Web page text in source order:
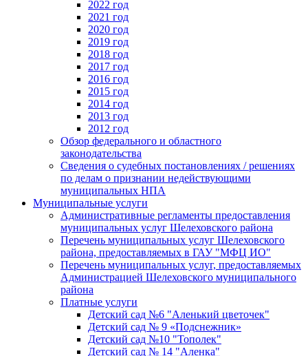
2022 год
2021 год
2020 год
2019 год
2018 год
2017 год
2016 год
2015 год
2014 год
2013 год
2012 год
Обзор федерального и областного
законодательства
Сведения о судебных постановлениях / решениях
по делам о признании недействующими
муниципальных НПА
Муниципальные услуги
Административные регламенты предоставления
муниципальных услуг Шелеховского района
Перечень муниципальных услуг Шелеховского
района, предоставляемых в ГАУ "МФЦ ИО"
Перечень муниципальных услуг, предоставляемых
Администрацией Шелеховского муниципального
района
Платные услуги
Детский сад №6 "Аленький цветочек"
Детский сад № 9 «Подснежник»
Детский сад №10 "Тополек"
Детский сад № 14 "Аленка"